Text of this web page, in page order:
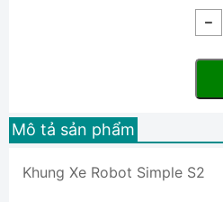
Mô tả sản phẩm
Khung Xe Robot Simple S2